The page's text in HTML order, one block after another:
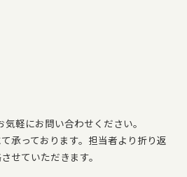
軽にお問い合わせください。
承っております。担当者より折り返
せていただきます。